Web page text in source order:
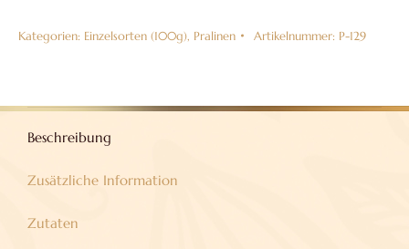
Menge
Kategorien: Einzelsorten (100g), Pralinen Artikelnummer: P-129
Beschreibung
Zusätzliche Information
Zutaten